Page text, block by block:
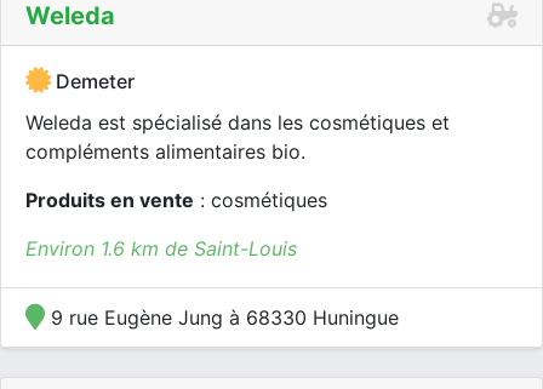
Weleda
Demeter
Weleda est spécialisé dans les cosmétiques et
compléments alimentaires bio.
Produits en vente : cosmétiques
Environ 1.6 km de Saint-Louis
9 rue Eugène Jung à 68330 Huningue